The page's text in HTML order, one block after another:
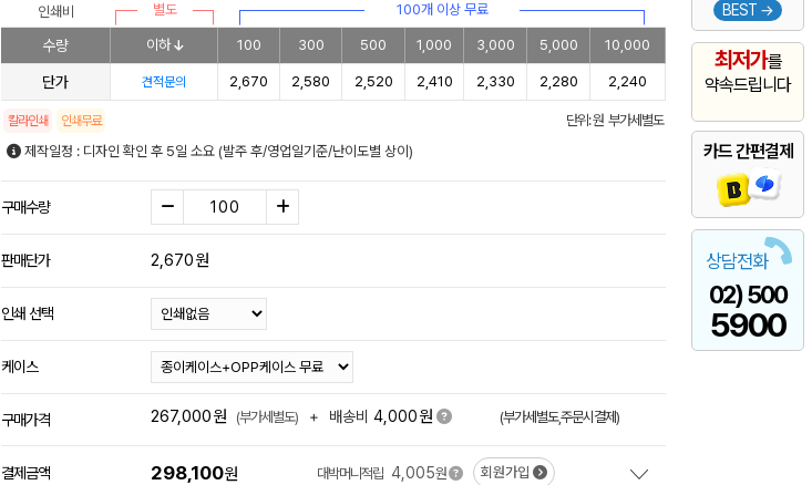
BEST →
최저가를
약속드립니다
카드 간편결제
상담전화
02) 500
5900
인쇄비 별도 100개 이상 무료
수량 이하 100 300 500 1,000 3,000 5,000 10,000
단가 견적문의 2,670 2,580 2,520 2,410 2,330 2,280 2,240
칼라인쇄 인쇄무료
단위: 원 부가세별도
제작일정 : 디자인 확인 후 5일 소요 (발주 후/영업일기준/난이도별 상이)
구매수량
판매단가 2,670원
인쇄 선택
케이스
구매가격 267,000원 (부가세별도) + 배송비 4,000원 (부가세별도,주문시결제)
결제금액 298,100원 대박머니적립 4,005원 회원가입